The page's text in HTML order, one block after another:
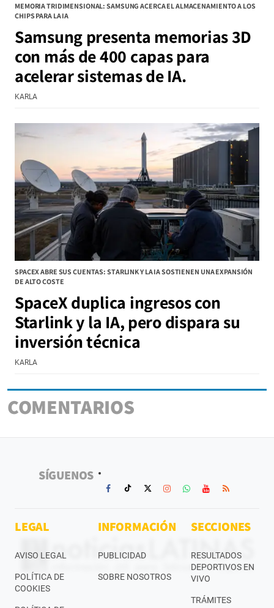
MEMORIA TRIDIMENSIONAL: SAMSUNG ACERCA EL ALMACENAMIENTO A LOS
CHIPS PARA LA IA
Samsung presenta memorias 3D
con más de 400 capas para
acelerar sistemas de IA.
KARLA
SPACEX ABRE SUS CUENTAS: STARLINK Y LA IA SOSTIENEN UNA EXPANSIÓN
DE ALTO COSTE
SpaceX duplica ingresos con
Starlink y la IA, pero dispara su
inversión técnica
KARLA
COMENTARIOS
SÍGUENOS
LEGAL
AVISO LEGAL
POLÍTICA DE
COOKIES
INFORMACIÓN
PUBLICIDAD
SOBRE NOSOTROS
SECCIONES
RESULTADOS
DEPORTIVOS EN
VIVO
TRÁMITES